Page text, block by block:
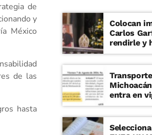
de
y
México
de las
hasta
Colocan
Carlos
rendirle y
entra en